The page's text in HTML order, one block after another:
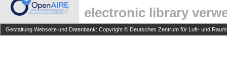
electronic library
Gestaltung Webseite und Datenbank: Copyright © Deutsches Zentrum für Luft- und